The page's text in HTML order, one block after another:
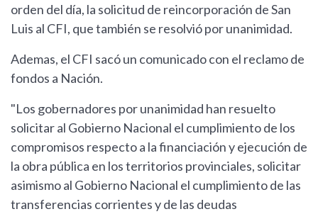
orden del día, la solicitud de reincorporación de San
Luis al CFI, que también se resolvió por unanimidad.
Ademas, el CFI sacó un comunicado con el reclamo de
fondos a Nación.
"Los gobernadores por unanimidad han resuelto
solicitar al Gobierno Nacional el cumplimiento de los
compromisos respecto a la financiación y ejecución de
la obra pública en los territorios provinciales, solicitar
asimismo al Gobierno Nacional el cumplimiento de las
transferencias corrientes y de las deudas